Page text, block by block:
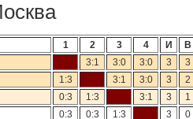
1 2 3 4 И
В
3:1 3:0 3:0 3
3
1:3 3:1 3:0 3
2
0:3 1:3 3:1 3
1
0:3 0:3 1:3 3 0